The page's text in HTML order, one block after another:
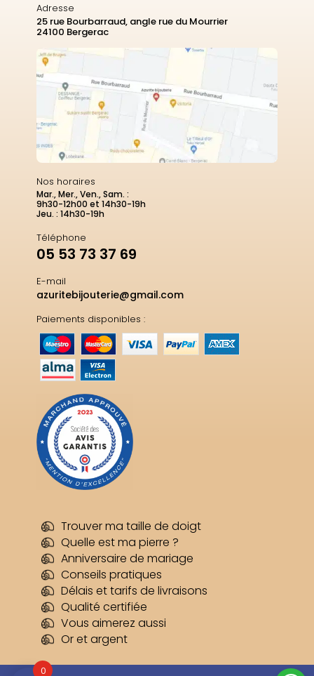
Adresse
25 rue Bourbarraud, angle rue du Mourrier
24100 Bergerac
Nos horaires
Mar., Mer., Ven., Sam. :
9h30-12h00 et 14h30-19h
Jeu. : 14h30-19h
Téléphone
05 53 73 37 69
E-mail
azuritebijouterie@gmail.com
Paiements disponibles :
Trouver ma taille de doigt
Quelle est ma pierre ?
Anniversaire de mariage
Conseils pratiques
Délais et tarifs de livraisons
Qualité certifiée
Vous aimerez aussi
Or et argent
0